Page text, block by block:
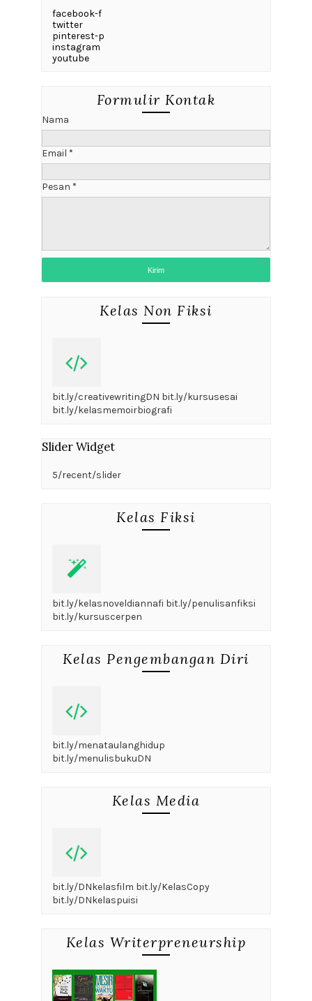
facebook-f
twitter
pinterest-p
instagram
youtube
Formulir Kontak
Nama
Email *
Pesan *
Kelas Non Fiksi
bit.ly/creativewritingDN bit.ly/kursusesai
bit.ly/kelasmemoirbiografi
Slider Widget
5/recent/slider
Kelas Fiksi
bit.ly/kelasnoveldiannafi bit.ly/penulisanfiksi
bit.ly/kursuscerpen
Kelas Pengembangan Diri
bit.ly/menataulanghidup
bit.ly/menulisbukuDN
Kelas Media
bit.ly/DNkelasfilm bit.ly/KelasCopy
bit.ly/DNkelaspuisi
Kelas Writerpreneurship